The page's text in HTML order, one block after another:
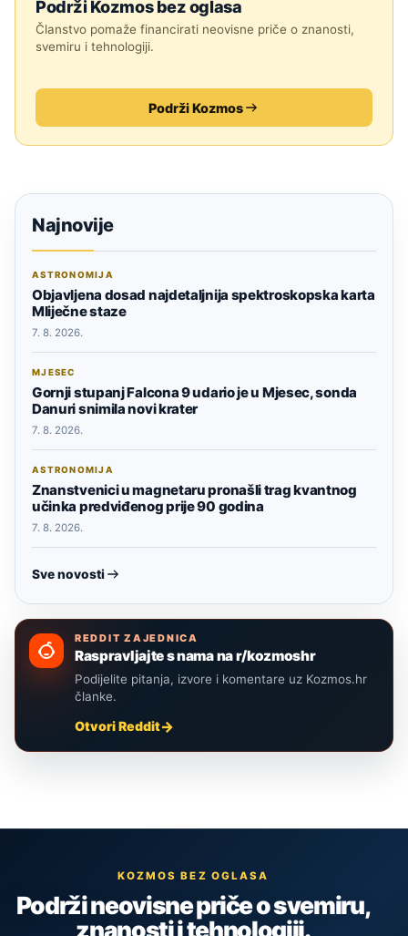
Podrži Kozmos bez oglasa
Članstvo pomaže financirati neovisne priče o znanosti,
svemiru i tehnologiji.
Podrži Kozmos
Najnovije
ASTRONOMIJA
Objavljena dosad najdetaljnija spektroskopska karta
Mliječne staze
7. 8. 2026.
MJESEC
Gornji stupanj Falcona 9 udario je u Mjesec, sonda
Danuri snimila novi krater
7. 8. 2026.
ASTRONOMIJA
Znanstvenici u magnetaru pronašli trag kvantnog
učinka predviđenog prije 90 godina
7. 8. 2026.
Sve novosti
REDDIT ZAJEDNICA
Raspravljajte s nama na r/kozmoshr
Podijelite pitanja, izvore i komentare uz Kozmos.hr
članke.
Otvori Reddit
KOZMOS BEZ OGLASA
Podrži neovisne priče o svemiru,
znanosti i tehnologiji.